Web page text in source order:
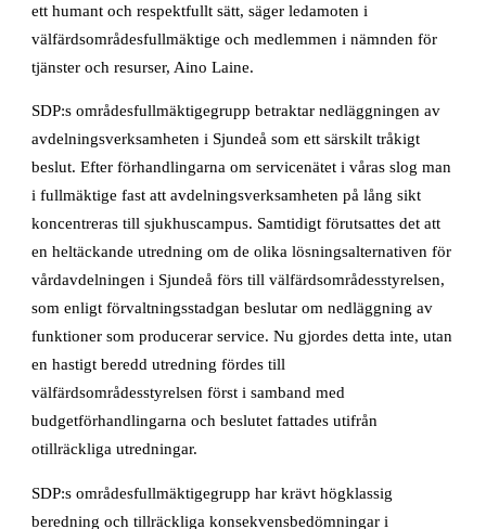
ett humant och respektfullt sätt, säger ledamoten i
välfärdsområdesfullmäktige och medlemmen i nämnden för
tjänster och resurser, Aino Laine.
SDP:s områdesfullmäktigegrupp betraktar nedläggningen av
avdelningsverksamheten i Sjundeå som ett särskilt tråkigt
beslut. Efter förhandlingarna om servicenätet i våras slog man
i fullmäktige fast att avdelningsverksamheten på lång sikt
koncentreras till sjukhuscampus. Samtidigt förutsattes det att
en heltäckande utredning om de olika lösningsalternativen för
vårdavdelningen i Sjundeå förs till välfärdsområdesstyrelsen,
som enligt förvaltningsstadgan beslutar om nedläggning av
funktioner som producerar service. Nu gjordes detta inte, utan
en hastigt beredd utredning fördes till
välfärdsområdesstyrelsen först i samband med
budgetförhandlingarna och beslutet fattades utifrån
otillräckliga utredningar.
SDP:s områdesfullmäktigegrupp har krävt högklassig
beredning och tillräckliga konsekvensbedömningar i